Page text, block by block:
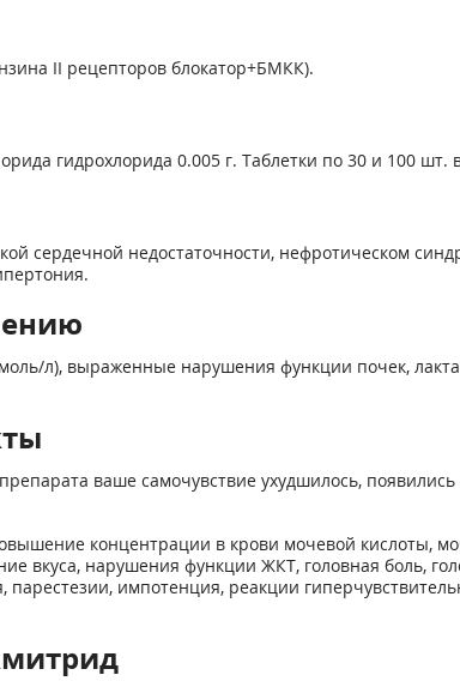
II рецепторов блокатор+БМКК).
гидрохлорида 0.005 г. Таблетки по 30 и 100 шт.
сердечной недостаточности, нефротическом
л), выраженные нарушения функции почек,
ваше самочувствие ухудшилось,
концентрации в крови мочевой кислоты,
вкуса, нарушения функции ЖКТ, головная боль,
импотенция, реакции